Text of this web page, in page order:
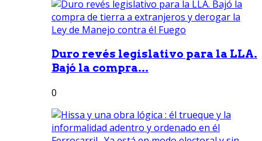
Duro revés legislativo para la LLA.
Bajó la compra...
0